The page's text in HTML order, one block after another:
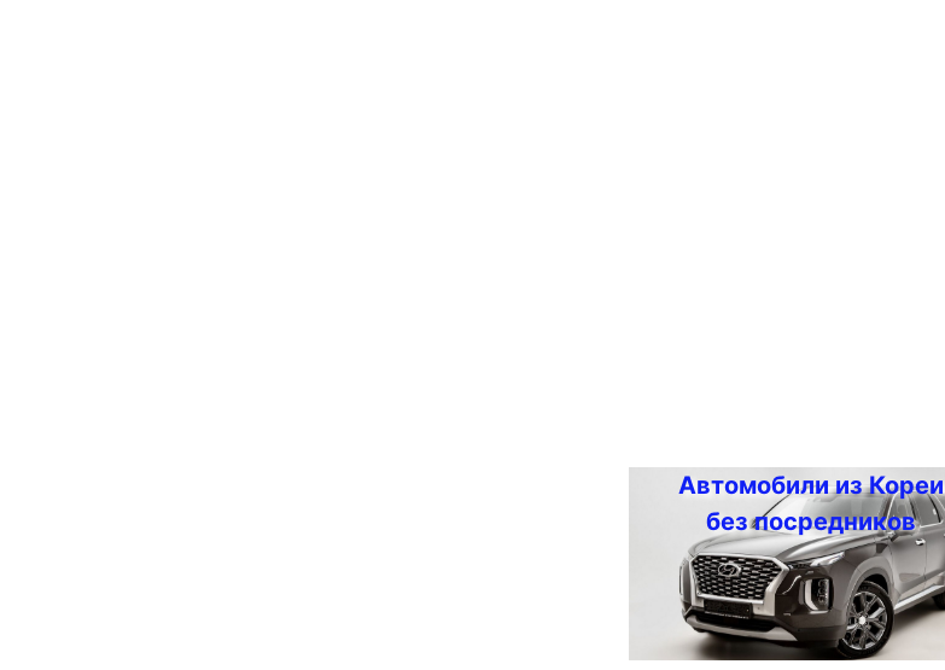
Автомобили из Кореи
без посредников